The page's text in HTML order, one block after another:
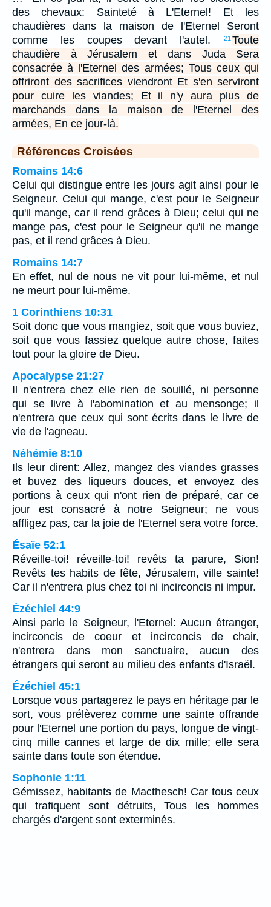
des chevaux: Sainteté à L'Eternel! Et les
chaudières dans la maison de l'Eternel Seront
comme les coupes devant l'autel.
21 Toute
chaudière à Jérusalem et dans Juda Sera
consacrée à l'Eternel des armées; Tous ceux qui
offriront des sacrifices viendront Et s'en serviront
pour cuire les viandes; Et il n'y aura plus de
marchands dans la maison de l'Eternel des
armées, En ce jour-là.
Références Croisées
Romains 14:6
Celui qui distingue entre les jours agit ainsi pour le
Seigneur. Celui qui mange, c'est pour le Seigneur
qu'il mange, car il rend grâces à Dieu; celui qui ne
mange pas, c'est pour le Seigneur qu'il ne mange
pas, et il rend grâces à Dieu.
Romains 14:7
En effet, nul de nous ne vit pour lui-même, et nul
ne meurt pour lui-même.
1 Corinthiens 10:31
Soit donc que vous mangiez, soit que vous buviez,
soit que vous fassiez quelque autre chose, faites
tout pour la gloire de Dieu.
Apocalypse 21:27
Il n'entrera chez elle rien de souillé, ni personne
qui se livre à l'abomination et au mensonge; il
n'entrera que ceux qui sont écrits dans le livre de
vie de l'agneau.
Néhémie 8:10
Ils leur dirent: Allez, mangez des viandes grasses
et buvez des liqueurs douces, et envoyez des
portions à ceux qui n'ont rien de préparé, car ce
jour est consacré à notre Seigneur; ne vous
affligez pas, car la joie de l'Eternel sera votre force.
Ésaïe 52:1
Réveille-toi! réveille-toi! revêts ta parure, Sion!
Revêts tes habits de fête, Jérusalem, ville sainte!
Car il n'entrera plus chez toi ni incirconcis ni impur.
Ézéchiel 44:9
Ainsi parle le Seigneur, l'Eternel: Aucun étranger,
incirconcis de coeur et incirconcis de chair,
n'entrera dans mon sanctuaire, aucun des
étrangers qui seront au milieu des enfants d'Israël.
Ézéchiel 45:1
Lorsque vous partagerez le pays en héritage par le
sort, vous prélèverez comme une sainte offrande
pour l'Eternel une portion du pays, longue de vingt-
cinq mille cannes et large de dix mille; elle sera
sainte dans toute son étendue.
Sophonie 1:11
Gémissez, habitants de Macthesch! Car tous ceux
qui trafiquent sont détruits, Tous les hommes
chargés d'argent sont exterminés.